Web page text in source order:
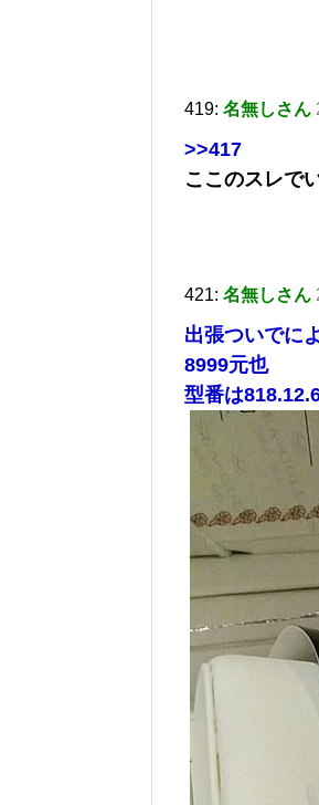
419: 名無しさん
>>417
ここのスレで
421: 名無しさん
出張ついでに
8999元也
型番は